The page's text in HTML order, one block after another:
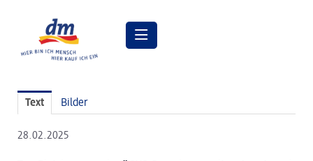
Pressebilder
dm Geschäftsführung
Text Bilder
28.02.2025